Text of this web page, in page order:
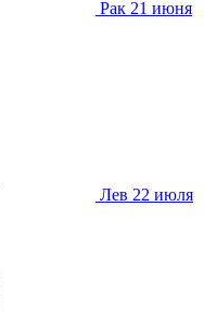
Рак 21 июня
Лев 22 июля